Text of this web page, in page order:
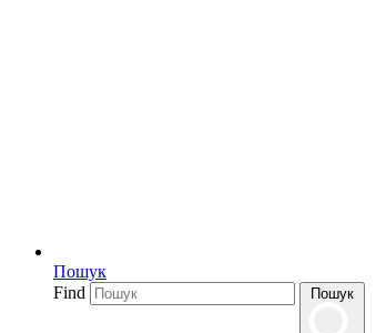
Пошук
Find
Пошук